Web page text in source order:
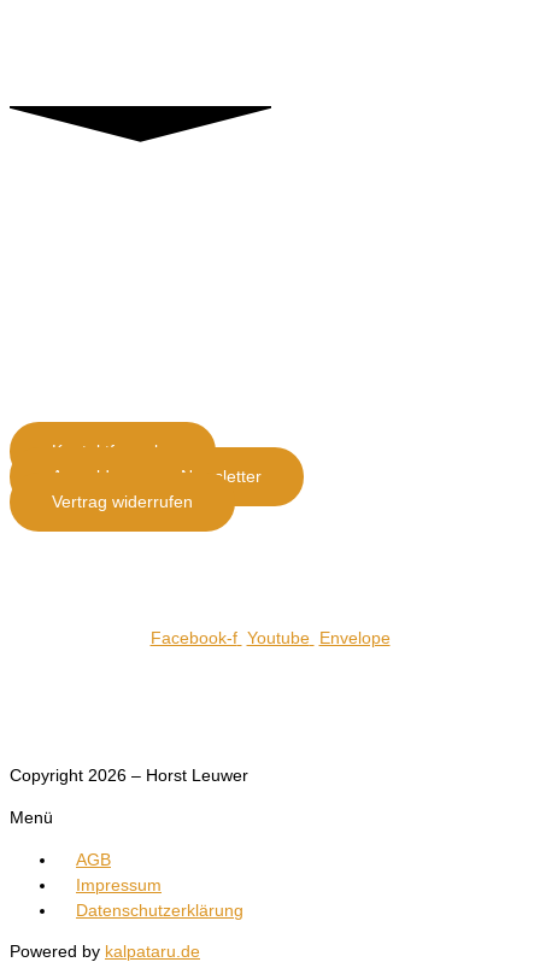
Kontaktformular
Anmeldung zum Newsletter
Vertrag widerrufen
Facebook-f Youtube Envelope
Copyright 2026 – Horst Leuwer
Menü
AGB
Impressum
Datenschutzerklärung
Powered by kalpataru.de